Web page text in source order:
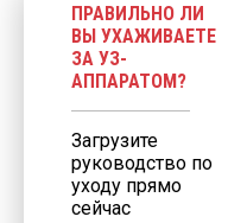
ПРАВИЛЬНО ЛИ
ВЫ УХАЖИВАЕТЕ
ЗА УЗ-
АППАРАТОМ?
Загрузите
руководство по
уходу прямо
сейчас